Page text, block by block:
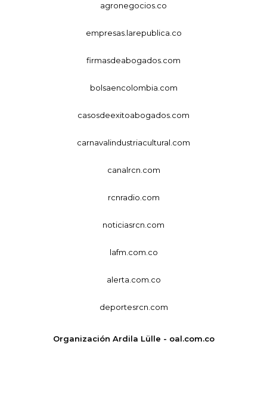
agronegocios.co
empresas.larepublica.co
firmasdeabogados.com
bolsaencolombia.com
casosdeexitoabogados.com
carnavalindustriacultural.com
canalrcn.com
rcnradio.com
noticiasrcn.com
lafm.com.co
alerta.com.co
deportesrcn.com
Organización Ardila Lülle - oal.com.co